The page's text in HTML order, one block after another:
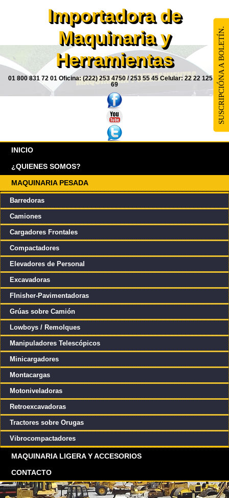
Importadora de
Maquinaria y
Herramientas
01 800 831 72 01 Oficina: (222) 253 4750 / 253 55 45 Celular: 22 22 125 85
69
INICIO
¿QUIENES SOMOS?
MAQUINARIA PESADA
Barredoras
Camiones
Cargadores Frontales
Compactadores
Elevadores de Personal
Excavadoras
FInisher-Pavimentadoras
Grúas sobre Camión
Lowboys / Remolques
Manipuladores Telescópicos
Minicargadores
Montacargas
Motoniveladoras
Retroexcavadoras
Tractores sobre Orugas
Vibrocompactadores
MAQUINARIA LIGERA Y ACCESORIOS
CONTACTO
SUSCRIPCIÓNA A BOLETÍN.